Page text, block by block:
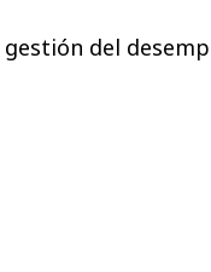
del